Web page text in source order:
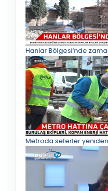
Hanlar Bölgesi’nde
Metroda seferler